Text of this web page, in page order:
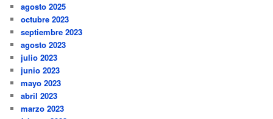
agosto 2025
octubre 2023
septiembre 2023
agosto 2023
julio 2023
junio 2023
mayo 2023
abril 2023
marzo 2023